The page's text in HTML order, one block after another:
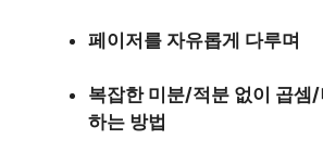
페이저를 자유롭게 다루며
복잡한 미분/적분 없이 곱셈/
하는 방법